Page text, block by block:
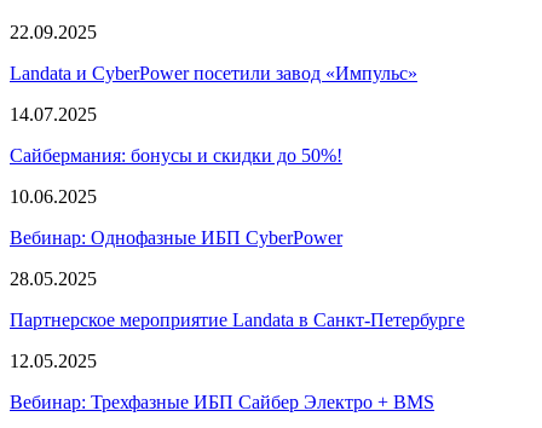
22.09.2025
Landata и CyberPower посетили завод «Импульс»
14.07.2025
Сайбермания: бонусы и скидки до 50%!
10.06.2025
Вебинар: Однофазные ИБП CyberPower
28.05.2025
Партнерское мероприятие Landata в Санкт-Петербурге
12.05.2025
Вебинар: Трехфазные ИБП Сайбер Электро + BMS